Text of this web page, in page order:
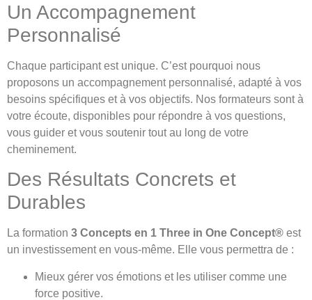
Un Accompagnement
Personnalisé
Chaque participant est unique. C’est pourquoi nous
proposons un accompagnement personnalisé, adapté à vos
besoins spécifiques et à vos objectifs. Nos formateurs sont à
votre écoute, disponibles pour répondre à vos questions,
vous guider et vous soutenir tout au long de votre
cheminement.
Des Résultats Concrets et
Durables
La formation 3 Concepts en 1 Three in One Concept® est
un investissement en vous-même. Elle vous permettra de :
Mieux gérer vos émotions et les utiliser comme une
force positive.